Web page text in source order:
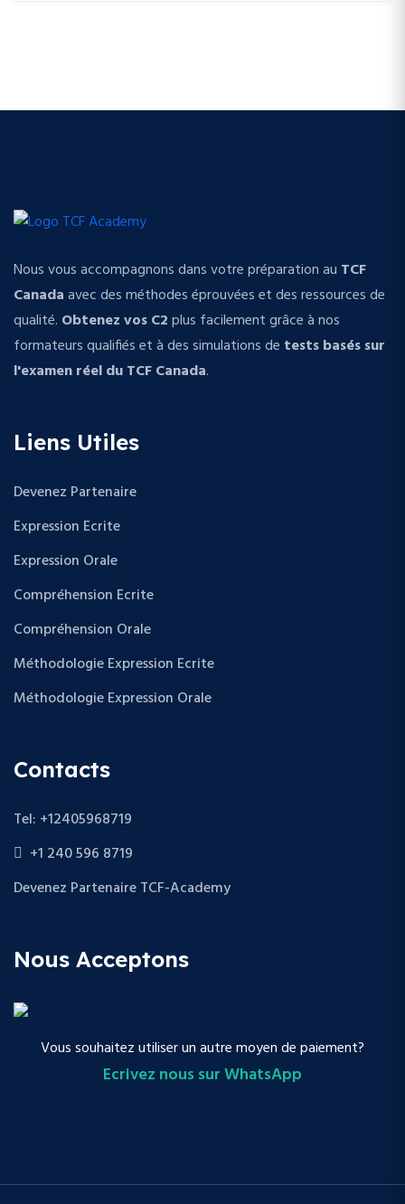
Nous vous accompagnons dans votre préparation au TCF
Canadaavec des méthodes éprouvées et des ressources de
qualité. Obtenez vos C2plus facilement grâce à nos
formateurs qualifiés et à des simulations de tests basés sur
l'examen réel du TCF Canada.
Liens Utiles
Devenez Partenaire
Expression Ecrite
Expression Orale
Compréhension Ecrite
Compréhension Orale
Méthodologie Expression Ecrite
Méthodologie Expression Orale
Contacts
Tel: +12405968719
+1 240 596 8719
Devenez Partenaire TCF-Academy
Nous Acceptons
Vous souhaitez utiliser un autre moyen de paiement?
Ecrivez nous sur WhatsApp